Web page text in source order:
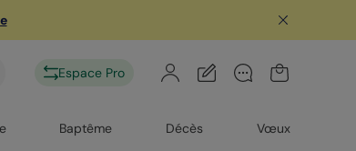
Espace Pro
Baptême Décès Vœux